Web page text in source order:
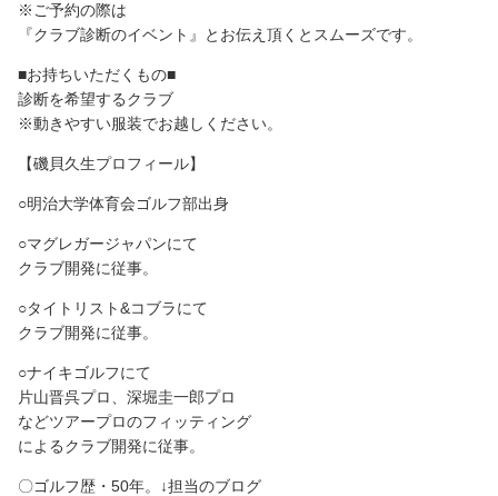
※ご予約の際は
『クラブ診断のイベント』とお伝え頂くとスムーズです。
■お持ちいただくもの■
診断を希望するクラブ
※動きやすい服装でお越しください。
【磯貝久生プロフィール】
○明治大学体育会ゴルフ部出身
○マグレガージャパンにて
クラブ開発に従事。
○タイトリスト&コブラにて
クラブ開発に従事。
○ナイキゴルフにて
片山晋呉プロ、深堀圭一郎プロ
などツアープロのフィッティング
によるクラブ開発に従事。
〇ゴルフ歴・50年。↓担当のブログ